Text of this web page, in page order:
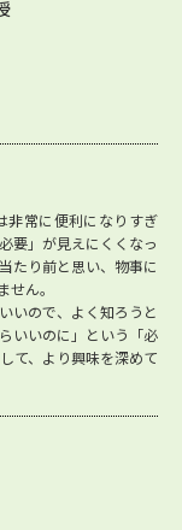
非常に便利になりすぎ
要」が見えにくくなっ
たり前と思い、物事に
ん。
いので、よく知ろうと
いいのに」という「必
て、より興味を深めて